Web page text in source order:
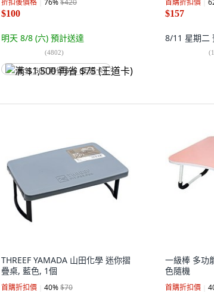
折扣後價格 76%$420
$100
明天 8/8 (六) 預計送達
(4802)
满 $1,500 再省 $75 (王道卡)
首購折扣價
$157
8/11 星期二
(
THREEF YAMADA 山田化學 迷你摺
疊桌, 藍色, 1個
首購折扣價 40%$70
一級棒 多功
色隨機
首購折扣價